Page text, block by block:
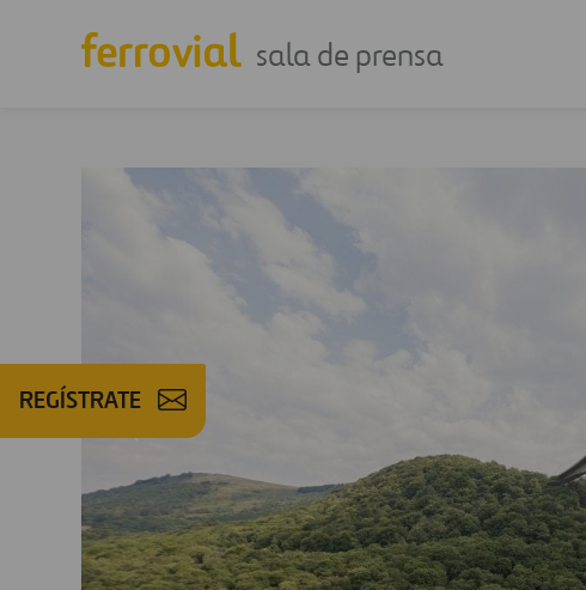
sala de prensa
REGÍSTRATE